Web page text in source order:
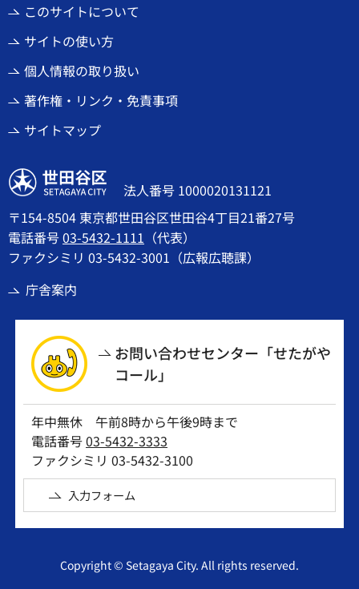
このサイトについて
サイトの使い方
個人情報の取り扱い
著作権・リンク・免責事項
サイトマップ
世田谷区
法人番号 1000020131121
〒154-8504 東京都世田谷区世田谷4丁目21番27号
電話番号03-5432-1111 （代表）
ファクシミリ 03-5432-3001（広報広聴課）
庁舎案内
お問い合わせセンター「せたがや
コール」
年中無休 午前8時から午後9時まで
電話番号03-5432-3333
ファクシミリ 03-5432-3100
入力フォーム
Copyright © Setagaya City. All rights reserved.